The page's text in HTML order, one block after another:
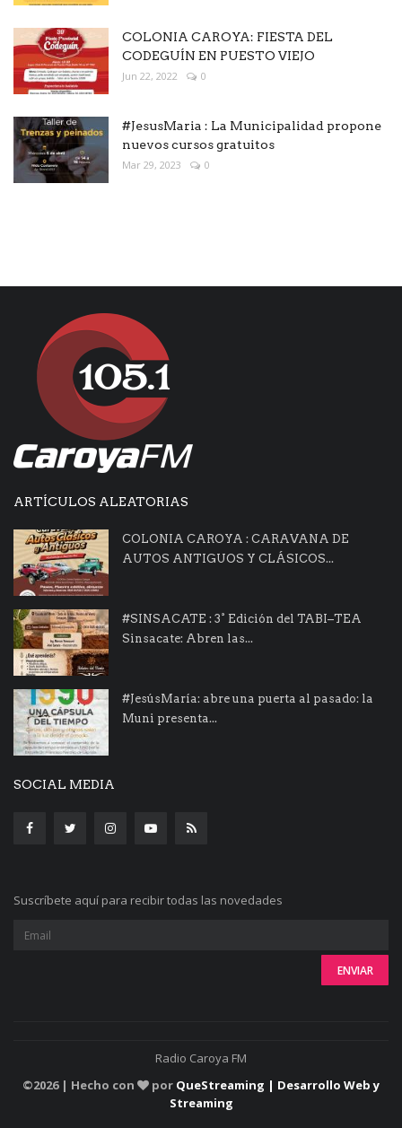
COLONIA CAROYA: FIESTA DEL
CODEGUÍN EN PUESTO VIEJO
Jun 22, 2022 0
#JesusMaria : La Municipalidad propone
nuevos cursos gratuitos
Mar 29, 2023 0
ARTÍCULOS ALEATORIAS
COLONIA CAROYA : CARAVANA DE
AUTOS ANTIGUOS Y CLÁSICOS...
#SINSACATE : 3° Edición del TABI–TEA
Sinsacate: Abren las...
#JesúsMaría: abre una puerta al pasado: la
Muni presenta...
SOCIAL MEDIA
Suscríbete aquí para recibir todas las novedades
Radio Caroya FM
©2026 | Hecho con por QueStreaming | Desarrollo Web y
Streaming